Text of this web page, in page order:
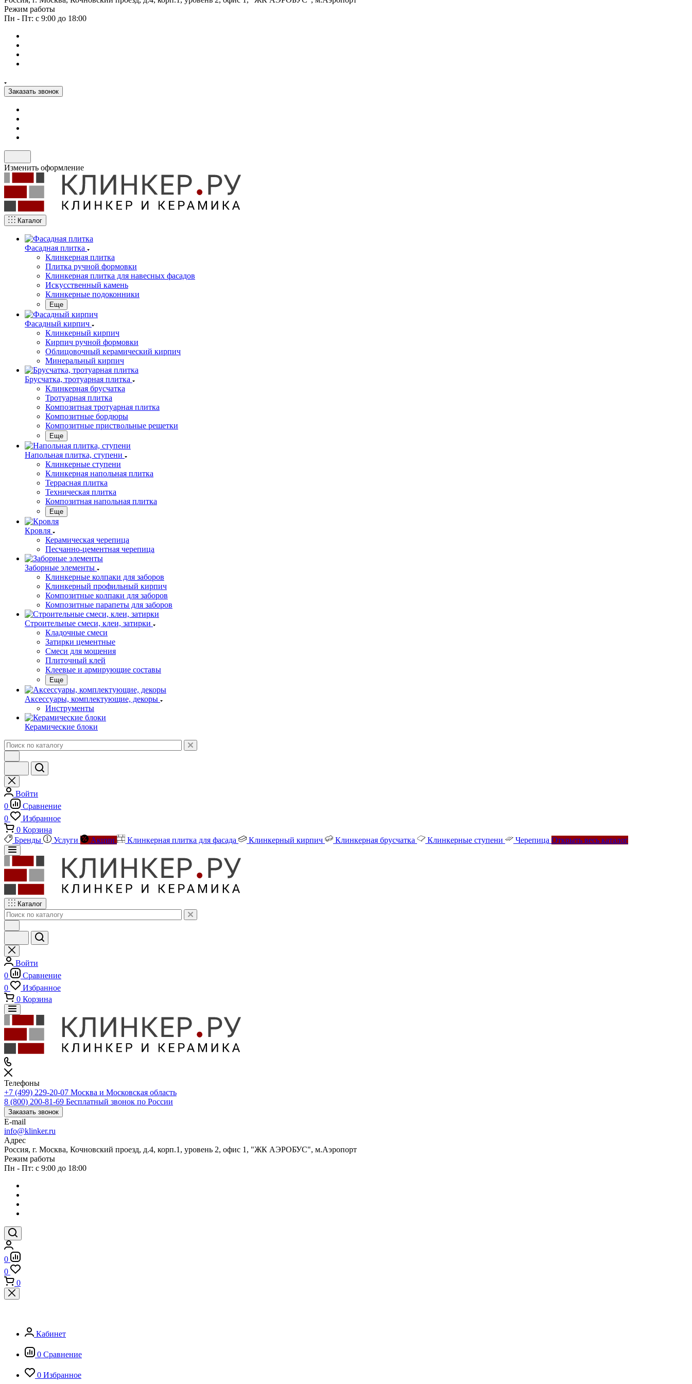
Режим работы
Пн - Пт: с 9:00 до 18:00
Заказать звонок
Изменить оформление
Каталог
Фасадная плитка
Клинкерная плитка
Плитка ручной формовки
Клинкерная плитка для навесных фасадов
Искусственный камень
Клинкерные подоконники
Еще
Фасадный кирпич
Клинкерный кирпич
Кирпич ручной формовки
Облицовочный керамический кирпич
Минеральный кирпич
Брусчатка, тротуарная плитка
Клинкерная брусчатка
Тротуарная плитка
Композитная тротуарная плитка
Композитные бордюры
Композитные приствольные решетки
Еще
Напольная плитка, ступени
Клинкерные ступени
Клинкерная напольная плитка
Террасная плитка
Техническая плитка
Композитная напольная плитка
Еще
Кровля
Керамическая черепица
Песчанно-цементная черепица
Заборные элементы
Клинкерные колпаки для заборов
Клинкерный профильный кирпич
Композитные колпаки для заборов
Композитные парапеты для заборов
Строительные смеси, клеи, затирки
Кладочные смеси
Затирки цементные
Смеси для мощения
Плиточный клей
Клеевые и армирующие составы
Еще
Аксессуары, комплектующие, декоры
Инструменты
Керамические блоки
Войти
0
Сравнение
0
Избранное
0 Корзина
Бренды
Услуги Акции Клинкерная плитка для фасада Клинкерный кирпич Клинкерная брусчатка Клинкерные ступени Черепица Открыть весь каталог
Каталог
Войти
0
Сравнение
0
Избранное
0 Корзина
Телефоны
+7 (499) 229-20-07 Москва и Московская область
8 (800) 200-81-69 Бесплатный звонок по России
Заказать звонок
E-mail
info@klinker.ru
Адрес
Россия, г. Москва, Кочновский проезд, д.4, корп.1, уровень 2, офис 1, "ЖК АЭРОБУС", м.Аэропорт
Режим работы
Пн - Пт: с 9:00 до 18:00
0
0
0
Кабинет
0 Сравнение
0 Избранное